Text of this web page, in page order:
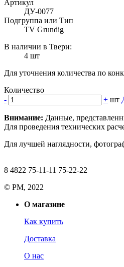
Артикул
ДУ-0077
Подгруппа или Тип
TV Grundig
В наличии в Твери:
4 шт
Для уточнения количества по
Количество
-
+ шт
Внимание: Данные,
Для проведения технических
Для лучшей наглядности,
8 4822 75-11-11 75-22-22
© РМ, 2022
О магазине
Как купить
Доставка
О нас